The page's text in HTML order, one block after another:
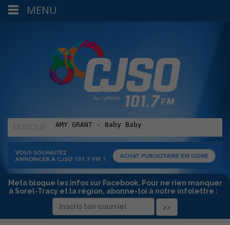
MUSIQUE
:
Meta bloque les infos sur Facebook. Pour ne rien manquer
à Sorel-Tracy et la région, abonne-toi à notre infolettre :
MENU